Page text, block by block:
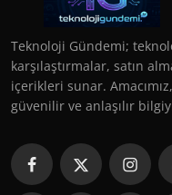
Teknoloji Gündemi;
karşılaştırmalar, satın
içerikleri sunar.
güvenilir ve anlaşılır